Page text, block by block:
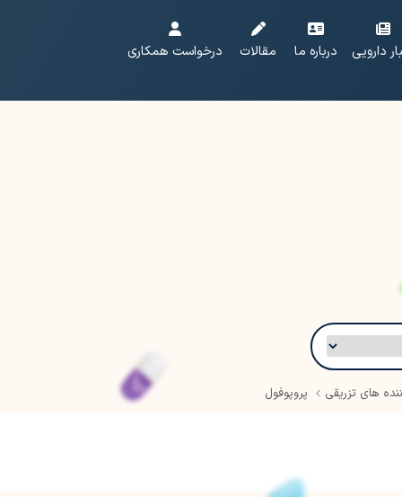
دارویی درباره ما مقالات درخواست همکاری
های تزریقی پروپوفول